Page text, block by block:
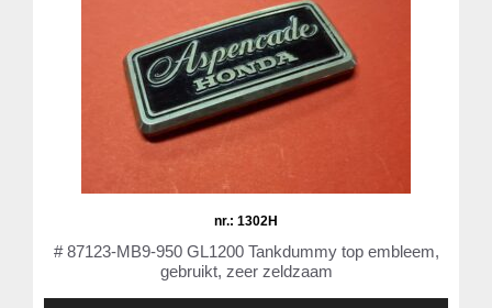
nr.: 1302H
# 87123-MB9-950 GL1200 Tankdummy top embleem,
gebruikt, zeer zeldzaam